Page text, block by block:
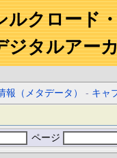
ルクロード
ジタルアー
報（メタデータ） - キャ
ページ